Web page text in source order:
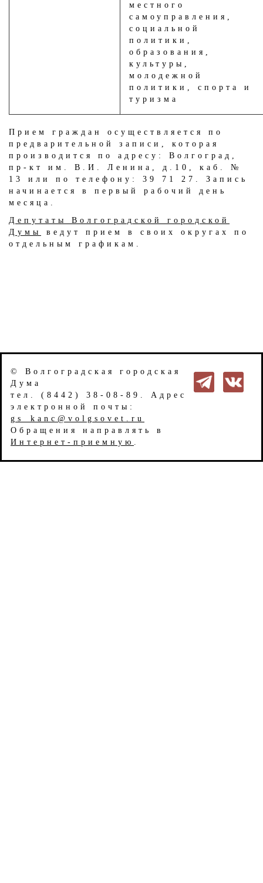
местного
самоуправления,
социальной
политики,
образования,
культуры,
молодежной
политики, спорта и
туризма
Прием граждан осуществляется по
предварительной записи, которая
производится по адресу: Волгоград,
пр-кт им. В.И. Ленина, д.10, каб. №
13 или по телефону: 39 71 27. Запись
начинается в первый рабочий день
месяца.
Депутаты Волгоградской городской
Думы
ведут прием в своих округах по
отдельным графикам.
© Волгоградская городская
Дума
тел. (8442) 38-08-89. Адрес
электронной почты:
gs_kanc@volgsovet.ru
Обращения направлять в
Интернет-приемную